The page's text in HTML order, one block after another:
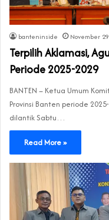
banteninside November
Terpilih Aklamasi,
Periode 2025-2029
BANTEN – Ketua Umum
Provinsi Banten periode
dilantik Sabtu…
Read More »